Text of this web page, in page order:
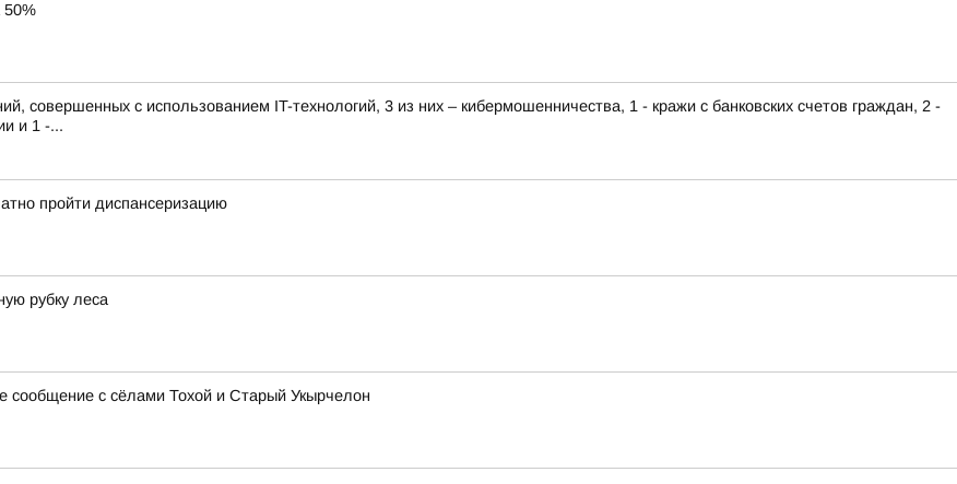
50%
совершенных с использованием IT-технологий, 3 из них – кибермошенничества, 1 - кражи с банковских счетов граждан, 2 -
и 1 -...
пройти диспансеризацию
рубку леса
сообщение с сёлами Тохой и Старый Укырчелон